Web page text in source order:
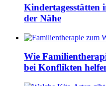
Kindertagesstätten
der Nähe
Wie
bei Konflikten